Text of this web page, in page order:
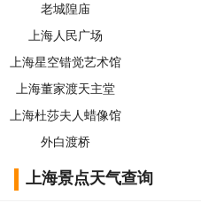
老城隍庙
上海人民广场
上海星空错觉艺术馆
上海董家渡天主堂
上海杜莎夫人蜡像馆
外白渡桥
上海景点天气查询